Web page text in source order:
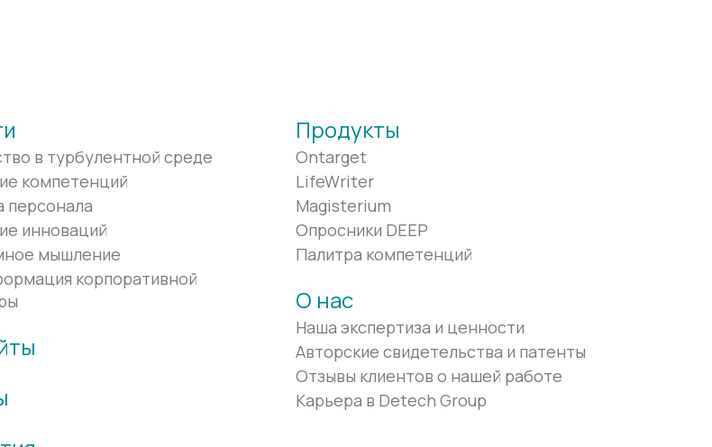
в турбулентной среде
компетенций
персонала
инноваций
мышление
корпоративной
Продукты
Ontarget
LifeWriter
Magisterium
Опросники DEEP
Палитра компетенций
О нас
Наша экспертиза и ценности
Авторские свидетельства и патенты
Отзывы клиентов о нашей работе
Карьера в Detech Group